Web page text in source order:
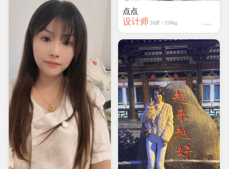
点点
设计师 20岁 / 159kg